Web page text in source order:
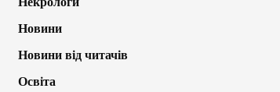
Новини
Новини від читачів
Освіта